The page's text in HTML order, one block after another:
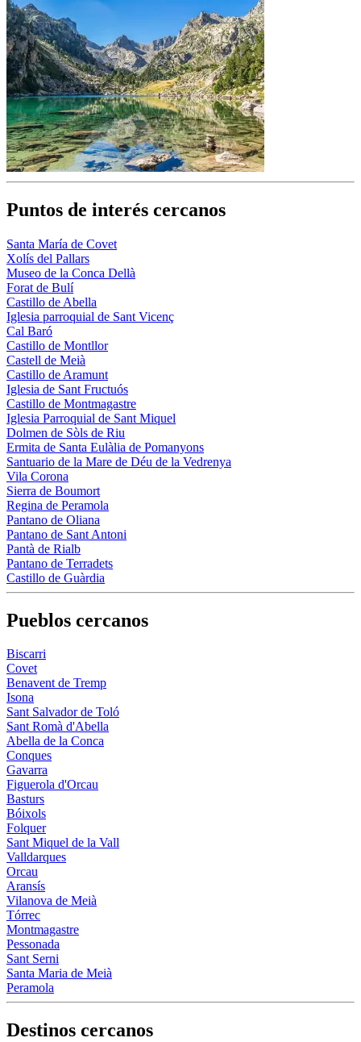
Puntos de interés cercanos
Santa María de Covet
Xolís del Pallars
Museo de la Conca Dellà
Forat de Bulí
Castillo de Abella
Iglesia parroquial de Sant Vicenç
Cal Baró
Castillo de Montllor
Castell de Meià
Castillo de Aramunt
Iglesia de Sant Fructuós
Castillo de Montmagastre
Iglesia Parroquial de Sant Miquel
Dolmen de Sòls de Riu
Ermita de Santa Eulàlia de Pomanyons
Santuario de la Mare de Déu de la Vedrenya
Vila Corona
Sierra de Boumort
Regina de Peramola
Pantano de Oliana
Pantano de Sant Antoni
Pantà de Rialb
Pantano de Terradets
Castillo de Guàrdia
Pueblos cercanos
Biscarri
Covet
Benavent de Tremp
Isona
Sant Salvador de Toló
Sant Romà d'Abella
Abella de la Conca
Conques
Gavarra
Figuerola d'Orcau
Basturs
Bóixols
Folquer
Sant Miquel de la Vall
Valldarques
Orcau
Aransís
Vilanova de Meià
Tórrec
Montmagastre
Pessonada
Sant Serni
Santa Maria de Meià
Peramola
Destinos cercanos